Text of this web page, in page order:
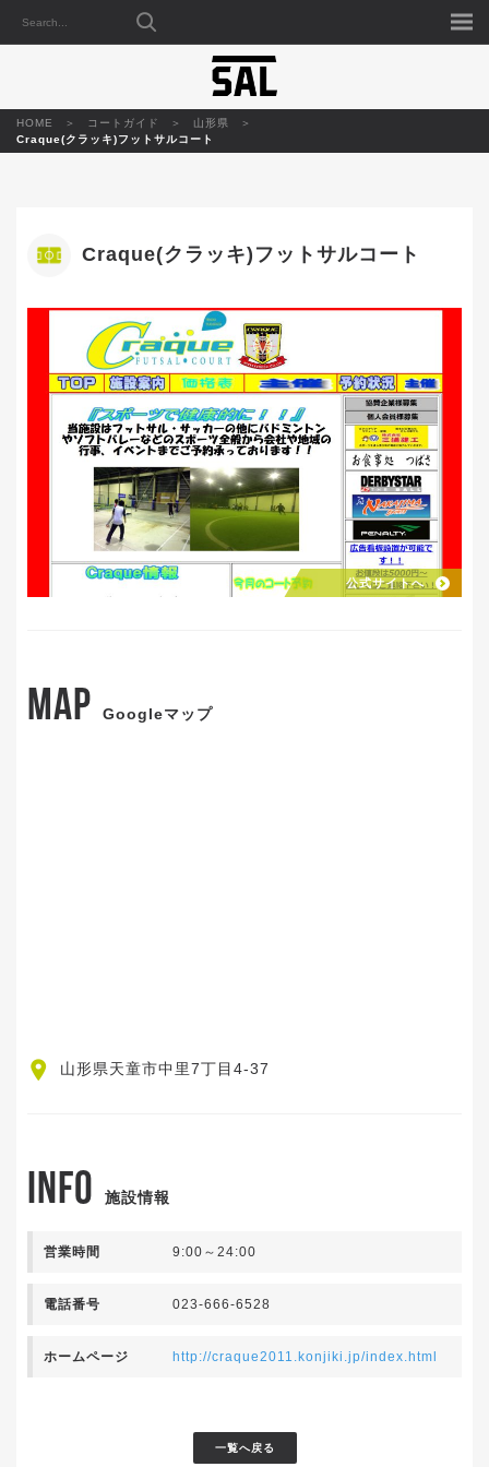
HOME コートガイド
山形県
Craque(クラッキ)フットサルコート
Craque(クラッキ)フットサルコート
公式サイトへ
MAP Googleマップ
山形県天童市中里7丁目4-37
INFO 施設情報
営業時間 9:00～24:00
電話番号 023-666-6528
ホームページ http://craque2011.konjiki.jp/index.html
一覧へ戻る